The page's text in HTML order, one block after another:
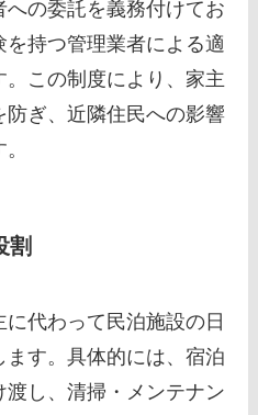
の委託を義務付けてお
を持つ管理業者による適
この制度により、家主
ぎ、近隣住民への影響
割
代わって民泊施設の日
す。具体的には、宿泊
し、清掃・メンテナン